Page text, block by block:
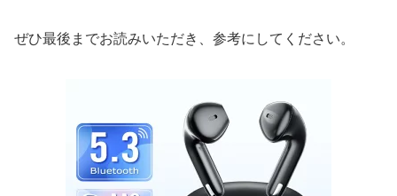
ぜひ最後までお読みいただき、参考にしてください。